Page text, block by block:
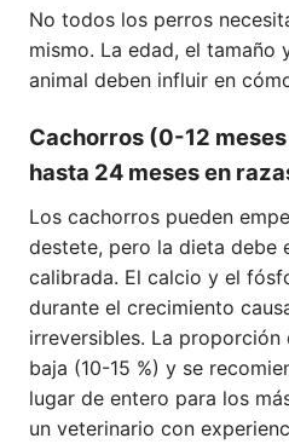
No todos los perros
mismo. La edad, el tamaño
animal deben influir en
Cachorros (0-12
hasta 24 meses en
Los cachorros pueden
destete, pero la dieta debe
calibrada. El calcio y el
durante el crecimiento
irreversibles. La proporción
baja (10-15 %) y se
lugar de entero para los
un veterinario con